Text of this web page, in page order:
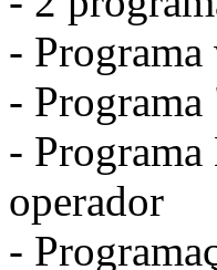
-
-
-
operador
-